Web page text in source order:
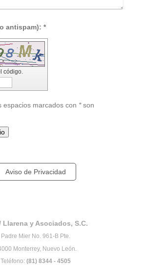
Captcha (código antispam): *
código.
espacios marcados con *son
Aviso de Privacidad
Llarena y Asociados, S.C.
Padre Mier No. 961-B Pte.
Monterrey, Nuevo León.
Teléfono: (81) 8344 - 4505